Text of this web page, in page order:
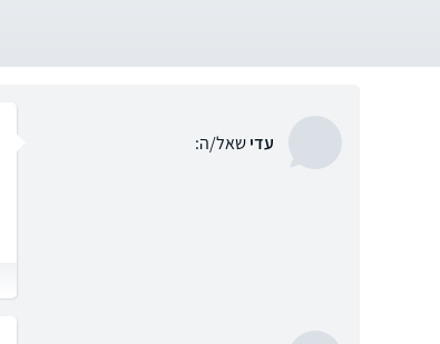
עדישאל/ה: